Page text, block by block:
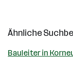
Ähnliche
Bauleiter in